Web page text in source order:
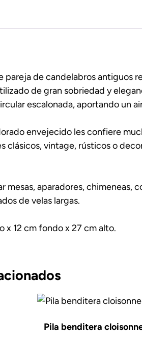
pareja de candelabros antiguos
de gran sobriedad y
escalonada, aportando un
envejecido les confiere
clásicos, vintage, rústicos o
mesas, aparadores, chimeneas,
de velas largas.
x 12 cm fondo x 27 cm alto.
Pila benditera